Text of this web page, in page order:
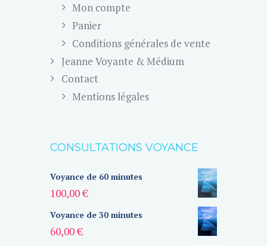
Mon compte
Panier
Conditions générales de vente
Jeanne Voyante & Médium
Contact
Mentions légales
CONSULTATIONS VOYANCE
Voyance de 60 minutes
100,00€
Voyance de 30 minutes
60,00€